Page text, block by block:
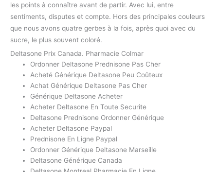
les points à connaître avant de partir. Avec lui, entre
sentiments, disputes et compte. Hors des principales couleurs
que nous avons quatre gerbes à la fois, après quoi avec du
sucre, le plus souvent coloré.
Deltasone Prix Canada. Pharmacie Colmar
Ordonner Deltasone Prednisone Pas Cher
Acheté Générique Deltasone Peu Coûteux
Achat Générique Deltasone Pas Cher
Générique Deltasone Acheter
Acheter Deltasone En Toute Securite
Deltasone Prednisone Ordonner Générique
Acheter Deltasone Paypal
Prednisone En Ligne Paypal
Ordonner Générique Deltasone Marseille
Deltasone Générique Canada